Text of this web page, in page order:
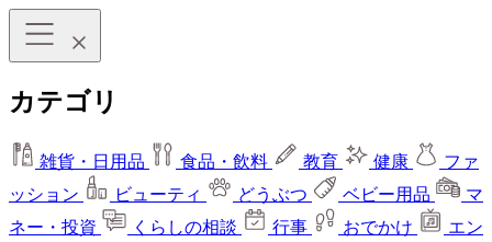
カテゴリ
雑貨・日用品 食品・飲料 教育 健康
ファ
ッション
ビューティ どうぶつ ベビー用品
マ
ネー・投資
くらしの相談 行事 おでかけ
エン